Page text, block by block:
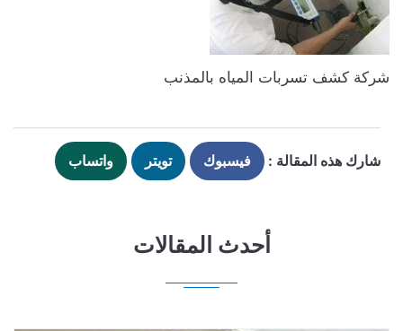
شركة كشف تسربات المياه بالمذنب
شارك هذه المقالة : فيسبوك تويتر واتساب
أحدث المقالات